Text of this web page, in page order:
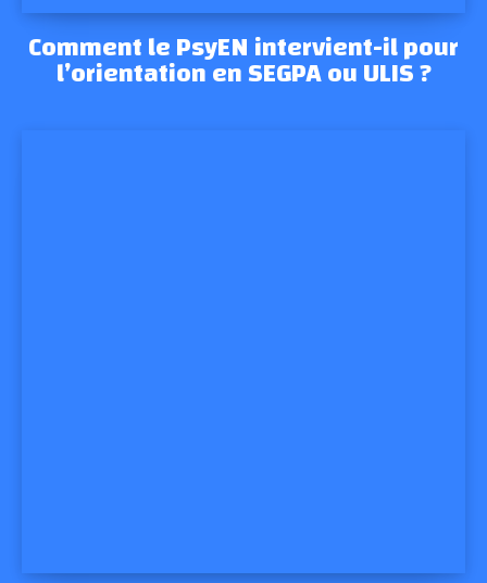
Comment le PsyEN intervient-il pour
l’orientation en SEGPA ou ULIS ?